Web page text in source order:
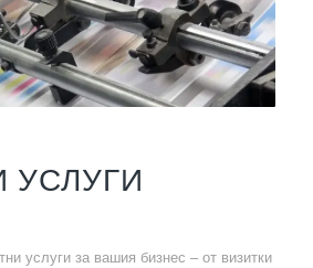
УСЛУГИ
услуги за вашия бизнес – от визитки